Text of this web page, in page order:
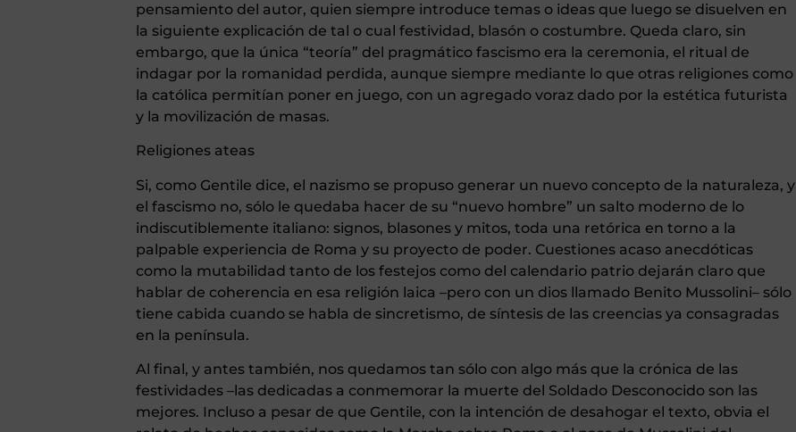
pensamiento del autor, quien siempre introduce temas o ideas que luego se disuelven en
la siguiente explicación de tal o cual festividad, blasón o costumbre. Queda claro, sin
embargo, que la única “teoría” del pragmático fascismo era la ceremonia, el ritual de
indagar por la romanidad perdida, aunque siempre mediante lo que otras religiones como
la católica permitían poner en juego, con un agregado voraz dado por la estética futurista
y la movilización de masas.
Religiones ateas
Si, como Gentile dice, el nazismo se propuso generar un nuevo concepto de la naturaleza, y
el fascismo no, sólo le quedaba hacer de su “nuevo hombre” un salto moderno de lo
indiscutiblemente italiano: signos, blasones y mitos, toda una retórica en torno a la
palpable experiencia de Roma y su proyecto de poder. Cuestiones acaso anecdóticas
como la mutabilidad tanto de los festejos como del calendario patrio dejarán claro que
hablar de coherencia en esa religión laica –pero con un dios llamado Benito Mussolini– sólo
tiene cabida cuando se habla de sincretismo, de síntesis de las creencias ya consagradas
en la península.
Al final, y antes también, nos quedamos tan sólo con algo más que la crónica de las
festividades –las dedicadas a conmemorar la muerte del Soldado Desconocido son las
mejores. Incluso a pesar de que Gentile, con la intención de desahogar el texto, obvia el